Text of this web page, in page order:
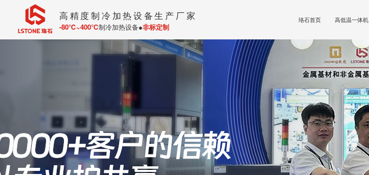
高精度制冷加热设备生产厂家
-80℃~400℃制冷加热设备●非标定制
珞石首页 高低温一体机